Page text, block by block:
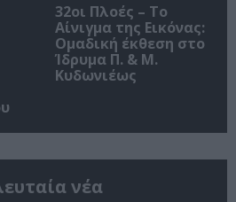
32οι Πλοές – Το
Αίνιγμα της Εικόνας:
Ομαδική έκθεση στο
Ίδρυμα Π. & Μ.
Κυδωνιέως
νέα